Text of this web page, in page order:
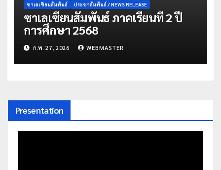
ซาเลเซียนสัมพันธ์ ประชาสัมพันธ์ / NEWS RELEASE
ซาเลเซียนสัมพันธ์ ภาคเรียนที่ 2 ปี
การศึกษา 2568
ก.พ. 27, 2026 WEBMASTER
Presentation